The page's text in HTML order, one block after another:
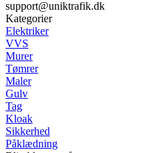
support@uniktrafik.dk
Kategorier
Elektriker
VVS
Murer
Tømrer
Maler
Gulv
Tag
Kloak
Sikkerhed
Påklædning